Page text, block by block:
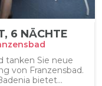
6 NÄCHTE
tanken Sie neue
von Franzensbad.
bietet...